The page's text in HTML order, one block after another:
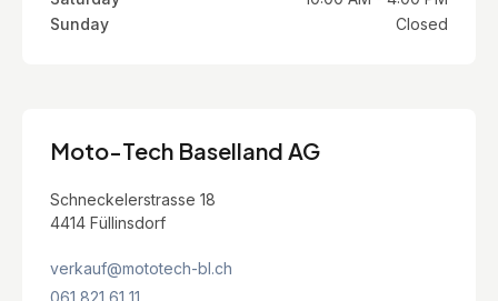
Sunday
Closed
Moto-Tech Baselland AG
Schneckelerstrasse 18
4414 Füllinsdorf
verkauf@mototech-bl.ch